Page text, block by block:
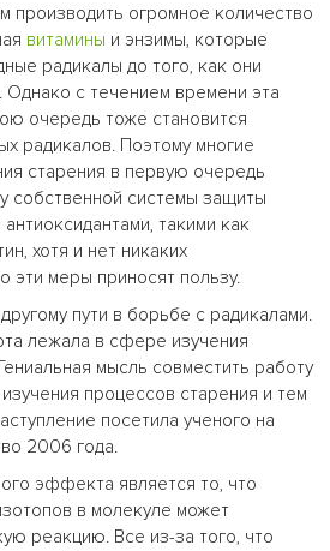
производить огромное количество
витамины и энзимы, которые
радикалы до того, как они
Однако с течением времени эта
очередь тоже становится
радикалов. Поэтому многие
старения в первую очередь
собственной системы защиты
такими как
хотя и нет никаких
эти меры приносят пользу.
пути в борьбе с радикалами.
лежала в сфере изучения
мысль совместить работу
процессов старения и тем
посетила ученого на
2006 года.
эффекта является то, что
в молекуле может
реакцию. Все из-за того, что